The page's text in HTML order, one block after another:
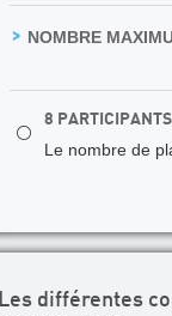
NOMBRE
⚪
8
Le nombre de
Les différentes